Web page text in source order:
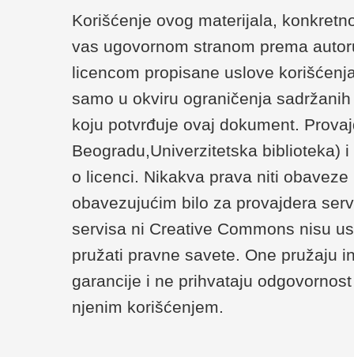
Korišćenje ovog materijala,
vas ugovornom stranom prema
licencom propisane uslove
samo u okviru ograničenja
koju potvrđuje ovaj dokument.
Beogradu,Univerzitetska biblioteka)
o licenci. Nikakva prava niti
obavezujućim bilo za provajdera
servisa ni Creative Commons nisu
pružati pravne savete. One pružaju
garancije i ne prihvataju
njenim korišćenjem.